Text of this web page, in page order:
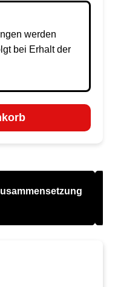
werden
bei Erhalt der